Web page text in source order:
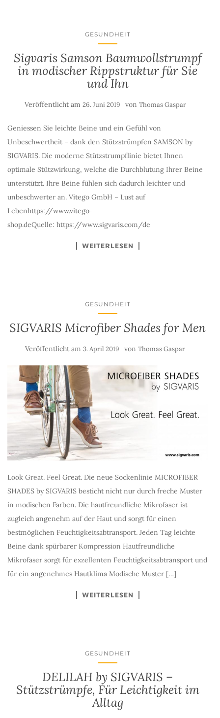
GESUNDHEIT
Sigvaris Samson Baumwollstrumpf
in modischer Rippstruktur für Sie
und Ihn
Veröffentlicht am 26. Juni 2019 von Thomas Gaspar
Geniessen Sie leichte Beine und ein Gefühl von
Unbeschwertheit – dank den Stützstrümpfen SAMSON by
SIGVARIS. Die moderne Stützstrumpflinie bietet Ihnen
optimale Stützwirkung, welche die Durchblutung Ihrer Beine
unterstützt. Ihre Beine fühlen sich dadurch leichter und
unbeschwerter an. Vitego GmbH – Lust auf
Lebenhttps://www.vitego-
shop.deQuelle: https://www.sigvaris.com/de
WEITERLESEN
GESUNDHEIT
SIGVARIS Microfiber Shades for Men
Veröffentlicht am 3. April 2019 von Thomas Gaspar
Look Great. Feel Great. Die neue Sockenlinie MICROFIBER
SHADES by SIGVARIS besticht nicht nur durch freche Muster
in modischen Farben. Die hautfreundliche Mikrofaser ist
zugleich angenehm auf der Haut und sorgt für einen
bestmöglichen Feuchtigkeitsabtransport. Jeden Tag leichte
Beine dank spürbarer Kompression Hautfreundliche
Mikrofaser sorgt für exzellenten Feuchtigkeitsabtransport und
für ein angenehmes Hautklima Modische Muster […]
WEITERLESEN
GESUNDHEIT
DELILAH by SIGVARIS –
Stützstrümpfe, Für Leichtigkeit im
Alltag